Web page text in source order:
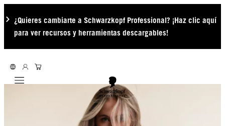
¿Quieres cambiarte a Schwarzkopf Professional? ¡Haz clic aquí
para ver recursos y herramientas descargables!
Mobile navigation